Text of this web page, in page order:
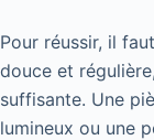
Pour réussir, il
douce et
suffisante. Une
lumineux ou une